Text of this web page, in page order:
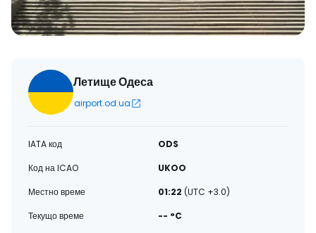
Летище Одеса
airport.od.ua
IATA код
ODS
Код на ICAO
UKOO
Местно време
01:22 (UTC +3.0)
Текущо време
-- °C